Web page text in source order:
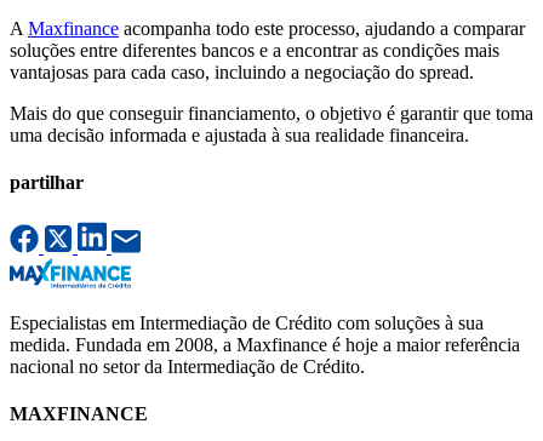
A Maxfinance acompanha todo este processo, ajudando a comparar
soluções entre diferentes bancos e a encontrar as condições mais
vantajosas para cada caso, incluindo a negociação do spread.
Mais do que conseguir financiamento, o objetivo é garantir que toma
uma decisão informada e ajustada à sua realidade financeira.
partilhar
Especialistas em Intermediação de Crédito com soluções à sua
medida. Fundada em 2008, a Maxfinance é hoje a maior referência
nacional no setor da Intermediação de Crédito.
MAXFINANCE